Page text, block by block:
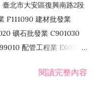
北市大安區復興南路2段
F111090 建材批發業
礦石批發業 C901030
配管工程業 E603110
醫療器材批發業閱讀完整內容